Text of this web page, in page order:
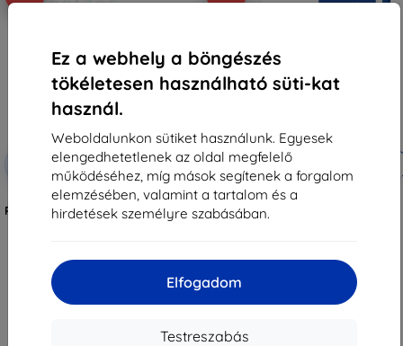
Ez a webhely a böngészés
tökéletesen használható süti-kat
használ.
Weboldalunkon sütiket használunk. Egyesek
elengedhetetlenek az oldal megfelelő
működéséhez, míg mások segítenek a forgalom
elemzésében, valamint a tartalom és a
hirdetések személyre szabásában.
Elfogadom
Testreszabás
Kedvezmény
kuponnal
EXTRA10
3MK Lens Protect Asus ROG
Phone 8/8 Pro lencsevédő üveg 4
db
2 871 Ft
Raktáron > 5 darab
-10%
Kedvezmény
kuponnal
3MK FlexibleGlass Asus ROG
Phone 8/8 Pro hibrid edzett üveg
Utolsó darab raktáron